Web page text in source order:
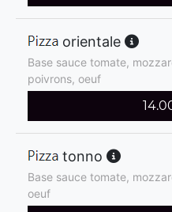
orientale
Base sauce tomate,
poivrons, oeuf
tonno
Base sauce tomate,
oeuf